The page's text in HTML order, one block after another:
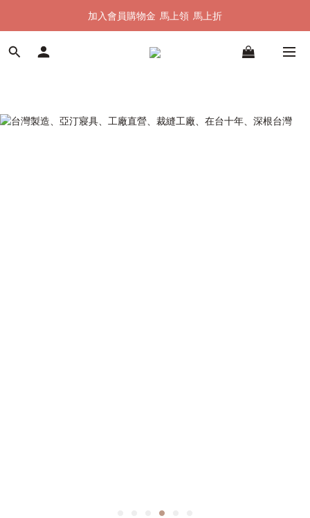
加入會員購物金  馬上領  馬上折
加入會員購物金  馬上領  馬上折
全館單筆滿 $1500 即享全台免運